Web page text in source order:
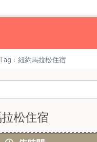
Tag：紐約馬拉松住宿
松住宿